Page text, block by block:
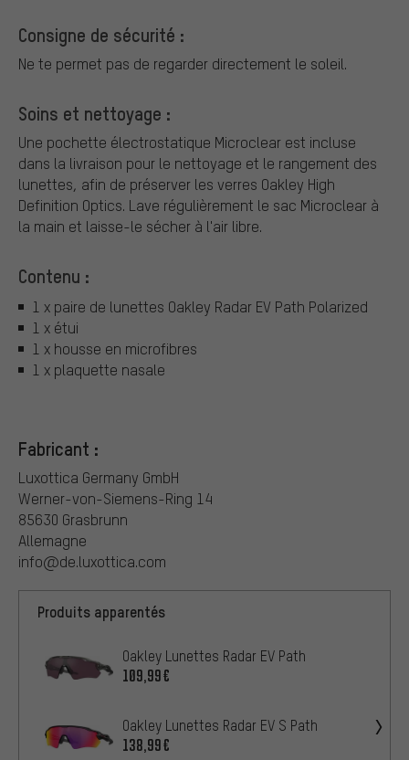
Consigne de sécurité :
Ne te permet pas de regarder directement le soleil.
Soins et nettoyage :
Une pochette électrostatique Microclear est incluse
dans la livraison pour le nettoyage et le rangement des
lunettes, afin de préserver les verres Oakley High
Definition Optics. Lave régulièrement le sac Microclear à
la main et laisse-le sécher à l'air libre.
Contenu :
1 x paire de lunettes Oakley Radar EV Path Polarized
1 x étui
1 x housse en microfibres
1 x plaquette nasale
Fabricant :
Luxottica Germany GmbH
Werner-von-Siemens-Ring 14
85630 Grasbrunn
Allemagne
info@de.luxottica.com
Produits apparentés
Oakley Lunettes Radar EV Path
109,99€
Oakley Lunettes Radar EV S Path
138,99€